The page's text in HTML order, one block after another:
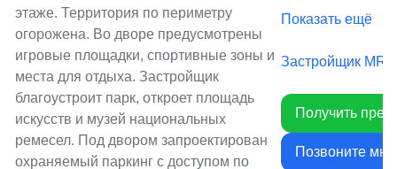
этаже. Территория по периметру
огорожена. Во дворе предусмотрены
игровые площадки, спортивные зоны и
места для отдыха. Застройщик
благоустроит парк, откроет площадь
искусств и музей национальных
ремесел. Под двором запроектирован
охраняемый паркинг с доступом по
Показать ещё
Застройщик MR
Получить
Позвоните мне